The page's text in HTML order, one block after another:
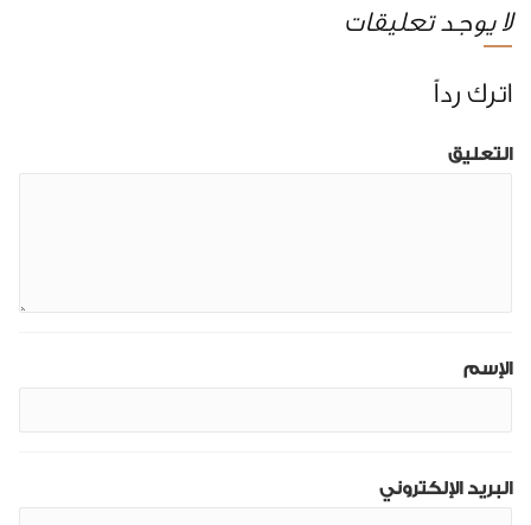
لا يوجد تعليقات
اترك رداً
التعليق
الإسم
البريد الإلكتروني